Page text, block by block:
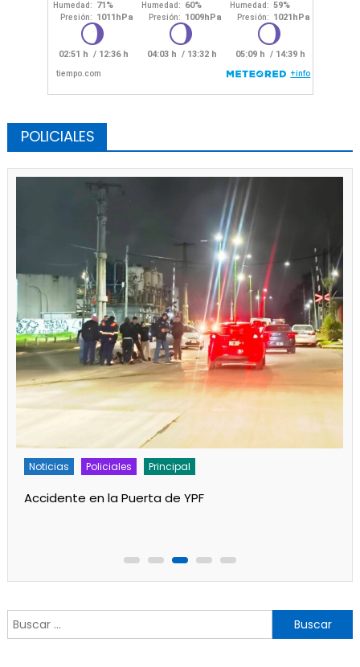
POLICIALES
Policiales Principal
Un partido de fútbol en Progreso terminó con
Buscar: